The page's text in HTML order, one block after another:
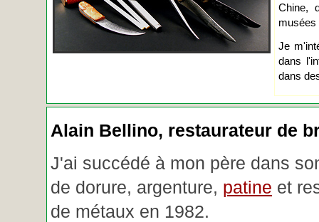
Chine,
musées
Je
dans
dans
Alain Bellino, restaurateur de
J'ai succédé à mon père dans
de dorure, argenture, patine et
de métaux en 1982.